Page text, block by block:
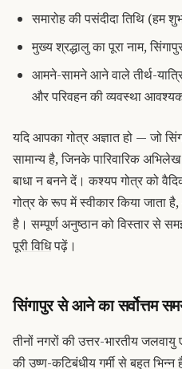
समारोह की पसंदीदा तिथि (हम
मुख्य श्रद्धालु का पूरा नाम,
आमने-सामने आने वाले तीर्थ-
और परिवहन की व्यवस्था
यदि आपका गोत्र अज्ञात हो — जो
सामान्य है, जिनके पारिवारिक
बाधा न बनने दें। कश्यप गोत्र को वैदिक
गोत्र के रूप में स्वीकार किया जाता
है। सम्पूर्ण अनुष्ठान को विस्तार से
पूरी विधिपढ़ें।
सिंगापुर से आने का सर्वोत्तम
तीनों नगरों की उत्तर-भारतीय
की उष्ण-कटिबंधीय गर्मी से बहुत भिन्न